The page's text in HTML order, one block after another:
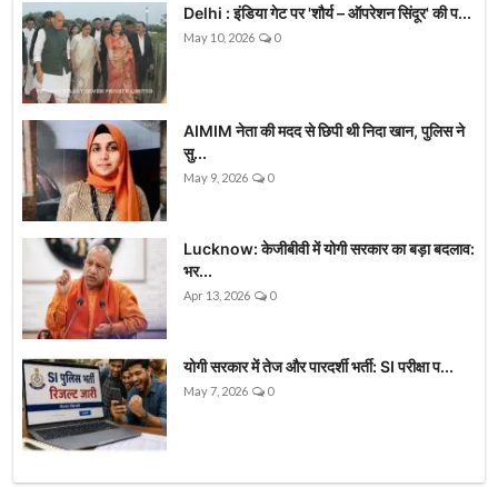
Delhi : इंडिया गेट पर 'शौर्य – ऑपरेशन सिंदूर' की प...
May 10, 2026 0
AIMIM नेता की मदद से छिपी थी निदा खान, पुलिस ने
सु...
May 9, 2026 0
Lucknow: केजीबीवी में योगी सरकार का बड़ा बदलाव:
भर...
Apr 13, 2026 0
योगी सरकार में तेज और पारदर्शी भर्ती: SI परीक्षा प...
May 7, 2026 0